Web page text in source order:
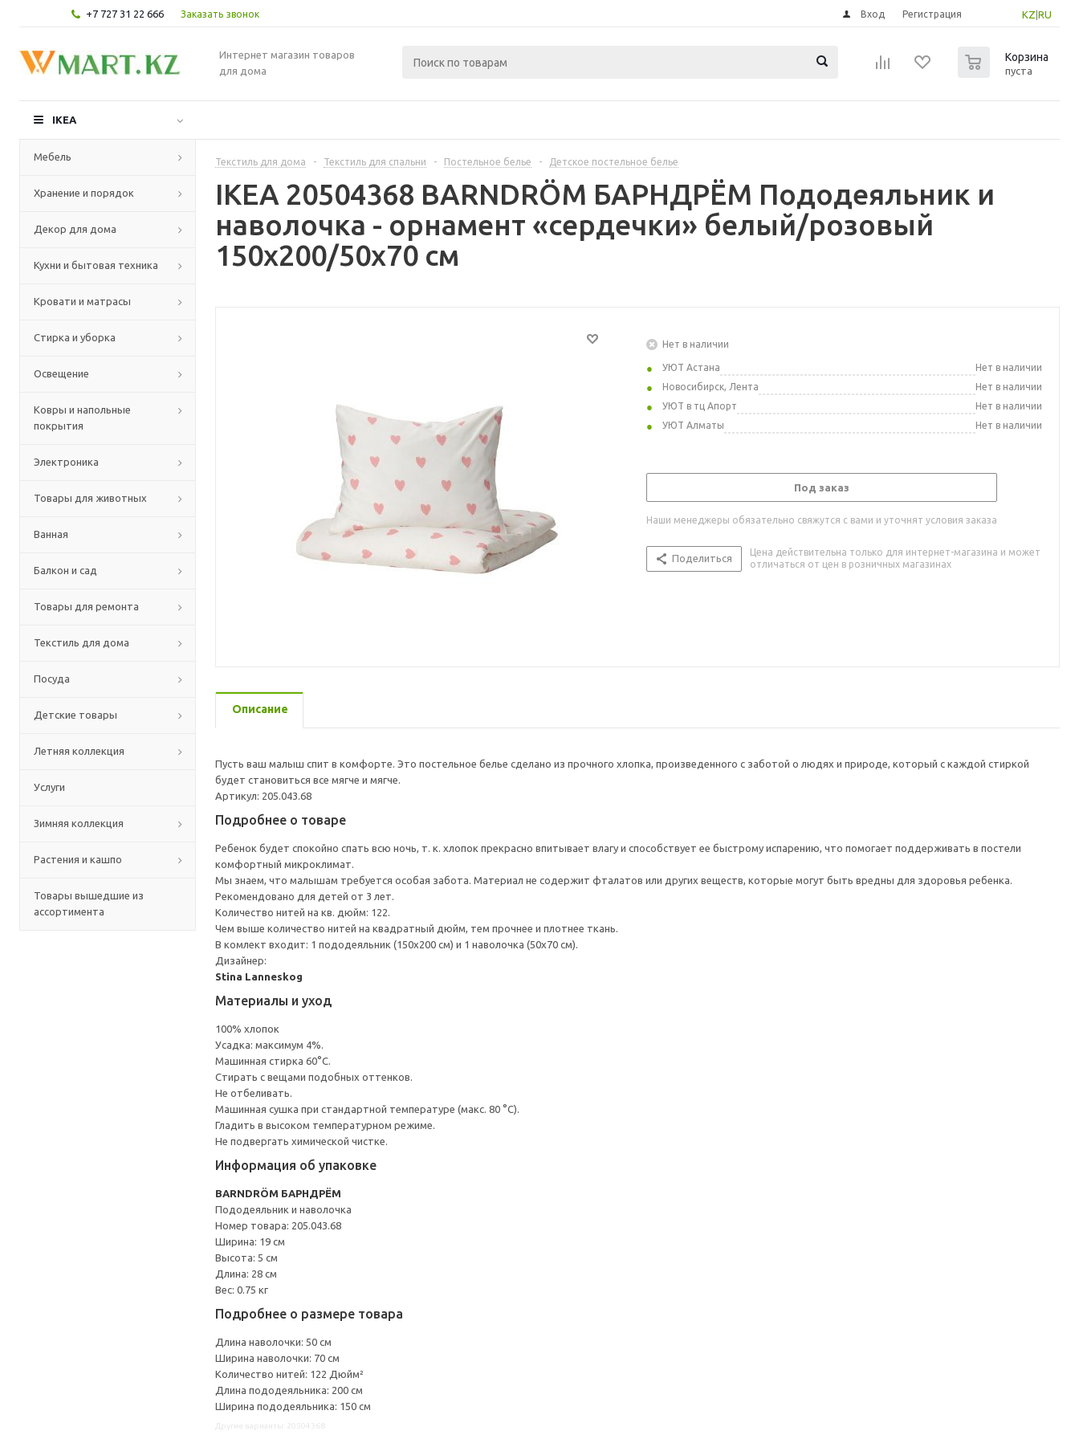
+7 727 31 22 666 Заказать звонок KZ RU
Вход Регистрация
Интернет магазин товаров
для дома
Корзина
пуста
IKEA
Мебель
Хранение и порядок
Декор для дома
Кухни и бытовая техника
Кровати и матрасы
Стирка и уборка
Освещение
Ковры и напольные
покрытия
Электроника
Товары для животных
Ванная
Балкон и сад
Товары для ремонта
Текстиль для дома
Посуда
Детские товары
Летняя коллекция
Услуги
Зимняя коллекция
Растения и кашпо
Товары вышедшие из
ассортимента
Текстиль для дома - Текстиль для спальни - Постельное белье - Детское постельное белье
IKEA 20504368 BARNDRÖM БАРНДРЁМ Пододеяльник и
наволочка - орнамент «сердечки» белый/розовый
150x200/50x70 см
Нет в наличии
УЮТ Астана
Нет в наличии
Новосибирск, Лента
Нет в наличии
УЮТ в тц Апорт
Нет в наличии
УЮТ Алматы
Нет в наличии
Под заказ
Наши менеджеры обязательно свяжутся с вами и уточнят условия заказа
Поделиться
Цена действительна только для интернет-магазина и может
отличаться от цен в розничных магазинах
Описание
Пусть ваш малыш спит в комфорте. Это постельное белье сделано из прочного хлопка, произведенного с заботой о людях и природе, который с каждой стиркой
будет становиться все мягче и мягче.
Артикул: 205.043.68
Подробнее о товаре
Ребенок будет спокойно спать всю ночь, т. к. хлопок прекрасно впитывает влагу и способствует ее быстрому испарению, что помогает поддерживать в постели
комфортный микроклимат.
Мы знаем, что малышам требуется особая забота. Материал не содержит фталатов или других веществ, которые могут быть вредны для здоровья ребенка.
Рекомендовано для детей от 3 лет.
Количество нитей на кв. дюйм: 122.
Чем выше количество нитей на квадратный дюйм, тем прочнее и плотнее ткань.
В комлект входит: 1 пододеяльник (150x200 см) и 1 наволочка (50x70 см).
Дизайнер:
Stina Lanneskog
Материалы и уход
100% хлопок
Усадка: максимум 4%.
Машинная стирка 60°С.
Cтирать с вещами подобных оттенков.
Не отбеливать.
Машинная сушка при стандартной температуре (макс. 80 °C).
Гладить в высоком температурном режиме.
Не подвергать химической чистке.
Информация об упаковке
BARNDRÖM БАРНДРЁМ
Пододеяльник и наволочка
Номер товара: 205.043.68
Ширина: 19 см
Высота: 5 см
Длина: 28 см
Вес: 0.75 кг
Подробнее о размере товара
Длина наволочки: 50 см
Ширина наволочки: 70 см
Количество нитей: 122 Дюйм²
Длина пододеяльника: 200 см
Ширина пододеяльника: 150 см